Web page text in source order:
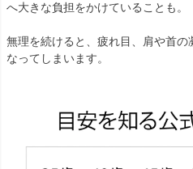
へ大きな負担をかけていることも。
無理を続けると、疲れ目、肩や首
なってしまいます。